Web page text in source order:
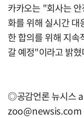
카카오는 "회사는
화를 위해 실시간
한 합의를 위해 지속
갈 예정"이라고 밝혔
◎공감언론 뉴시스
zoo@newsis.com